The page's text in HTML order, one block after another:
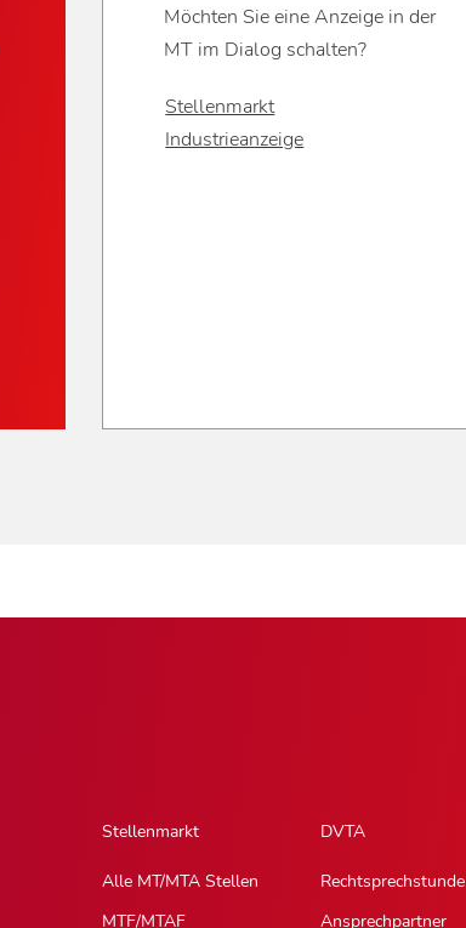
Möchten Sie eine Anzeige in der
MT im Dialog schalten?
Stellenmarkt
Industrieanzeige
Stellenmarkt
Alle MT/MTA Stellen
MTF/MTAF
DVTA
Rechtsprechstunde
Ansprechpartner